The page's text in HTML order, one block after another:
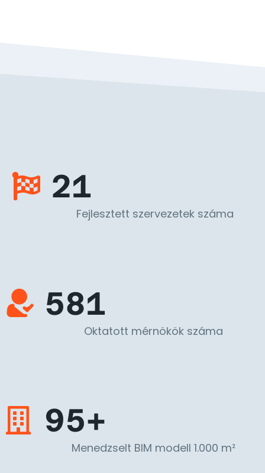
21
Fejlesztett szervezetek száma
581
Oktatott mérnökök száma
95+
Menedzselt BIM modell 1.000 m²